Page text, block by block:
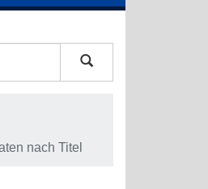
nach Titel